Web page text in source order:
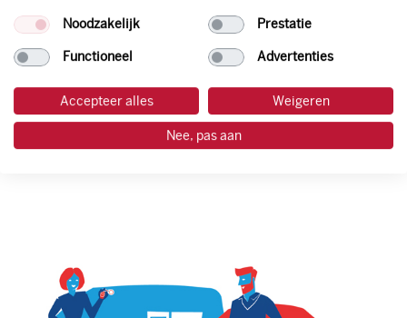
van de laagste prijs.
tankpas aanvragen
laadpas aanvragen
Noodzakelijk Prestatie
Functioneel Advertenties
Accepteer alles Weigeren
Nee, pas aan